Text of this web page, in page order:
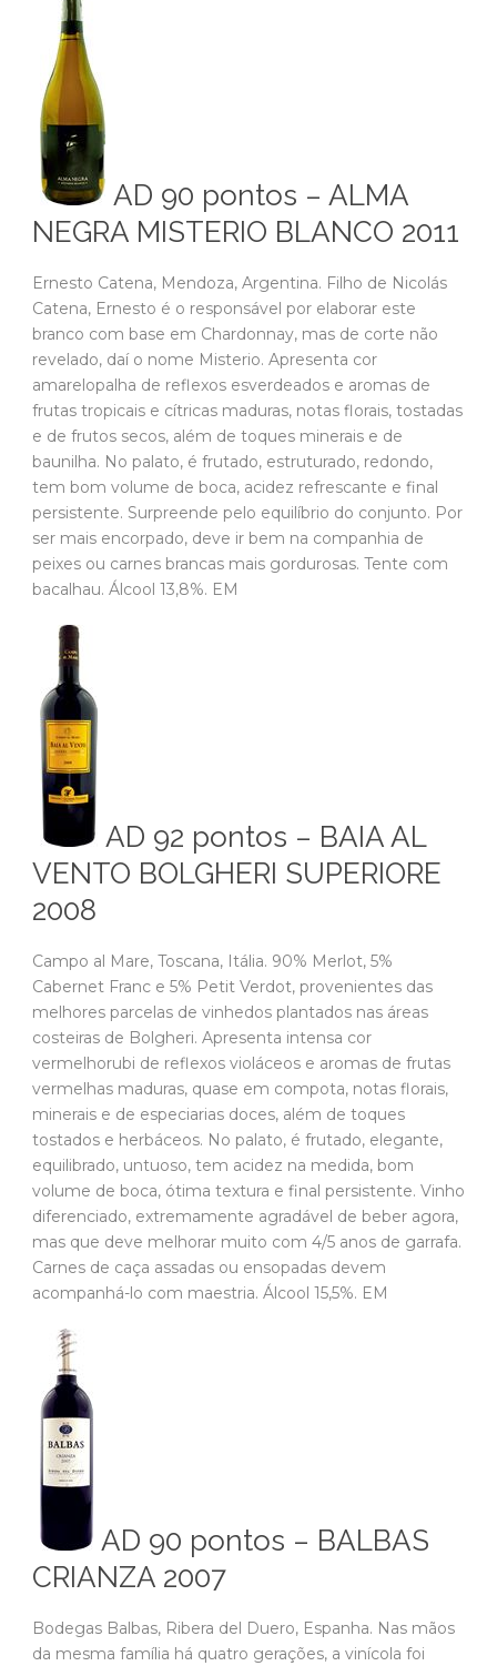
AD 90 pontos – ALMA
NEGRA MISTERIO BLANCO 2011
Ernesto Catena, Mendoza, Argentina. Filho de Nicolás
Catena, Ernesto é o responsável por elaborar este
branco com base em Chardonnay, mas de corte não
revelado, daí o nome Misterio. Apresenta cor
amarelopalha de reflexos esverdeados e aromas de
frutas tropicais e cítricas maduras, notas florais, tostadas
e de frutos secos, além de toques minerais e de
baunilha. No palato, é frutado, estruturado, redondo,
tem bom volume de boca, acidez refrescante e final
persistente. Surpreende pelo equilíbrio do conjunto. Por
ser mais encorpado, deve ir bem na companhia de
peixes ou carnes brancas mais gordurosas. Tente com
bacalhau. Álcool 13,8%. EM
AD 92 pontos – BAIA AL
VENTO BOLGHERI SUPERIORE
2008
Campo al Mare, Toscana, Itália. 90% Merlot, 5%
Cabernet Franc e 5% Petit Verdot, provenientes das
melhores parcelas de vinhedos plantados nas áreas
costeiras de Bolgheri. Apresenta intensa cor
vermelhorubi de reflexos violáceos e aromas de frutas
vermelhas maduras, quase em compota, notas florais,
minerais e de especiarias doces, além de toques
tostados e herbáceos. No palato, é frutado, elegante,
equilibrado, untuoso, tem acidez na medida, bom
volume de boca, ótima textura e final persistente. Vinho
diferenciado, extremamente agradável de beber agora,
mas que deve melhorar muito com 4/5 anos de garrafa.
Carnes de caça assadas ou ensopadas devem
acompanhá-lo com maestria. Álcool 15,5%. EM
AD 90 pontos – BALBAS
CRIANZA 2007
Bodegas Balbas, Ribera del Duero, Espanha. Nas mãos
da mesma família há quatro gerações, a vinícola foi